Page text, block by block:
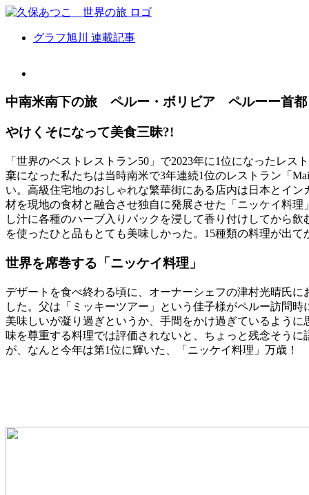
Skip
contentグラフ旭川 連載記事
Image
中南米南下の旅 ペルー・ボリビア ペルーー首都
やけくそになって美食三昧?!
「世界のベストレストラン50」で2023年に1位になったレ
棄になった私たちは当時南米で3年連続1位のレストラン「
い。高級住宅地のおしゃれな繁華街にある店内は日本とイ
材を現地の食材と融合させ独自に発展させた「ニッケイ料
し汁に各種のハーブ入りパックを浸して香り付けしてから
を使ったひと品もとても美味しかった。15種類の料理が出
世界を席巻する「ニッケイ料理」
デザートを食べ終わる頃に、オーナーシェフの津村光晴氏
した。父は「ミッキーツアー」という佳子様がペルー訪問
美味しいが凝り過ぎというか、手間をかけ過ぎているよう
味を尊重する料理では評価されないと、ちょっと残念そう
が、なんと今年は第1位に輝いた、「ニッケイ料理」万歳！